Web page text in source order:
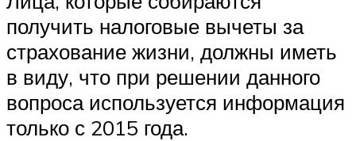
получить налоговые вычеты за
страхование жизни, должны иметь
в виду, что при решении данного
вопроса используется информация
только с 2015 года.